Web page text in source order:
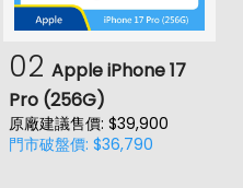
02 Apple iPhone 17
Pro (256G)
原廠建議售價: $39,900
門市破盤價: $36,790